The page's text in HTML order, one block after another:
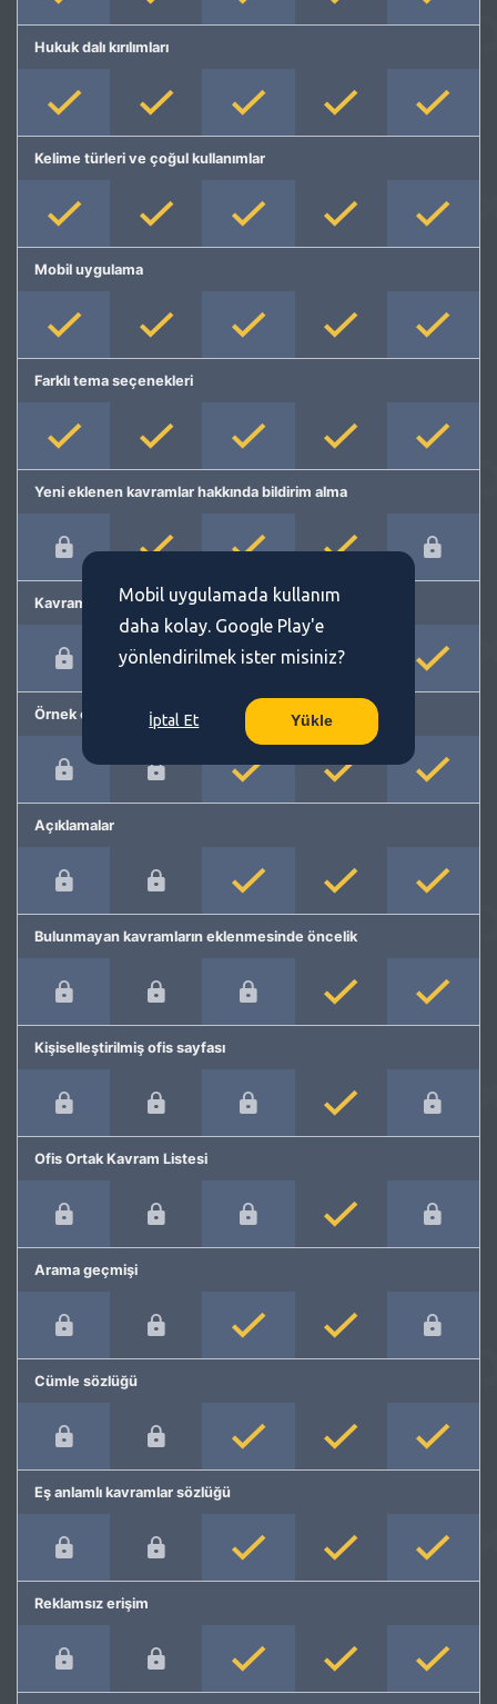
Hukuk dalı kırılımları
Kelime türleri ve çoğul kullanımlar
Mobil uygulama
Farklı tema seçenekleri
Yeni eklenen kavramlar hakkında bildirim alma
Kavram önerme
Örnek cümleler
Açıklamalar
Bulunmayan kavramların eklenmesinde öncelik
Kişiselleştirilmiş ofis sayfası
Ofis Ortak Kavram Listesi
Arama geçmişi
Cümle sözlüğü
Eş anlamlı kavramlar sözlüğü
Reklamsız erişim
Mobil uygulamada kullanım
daha kolay. Google Play'e
yönlendirilmek ister misiniz?
İptal Et Yükle